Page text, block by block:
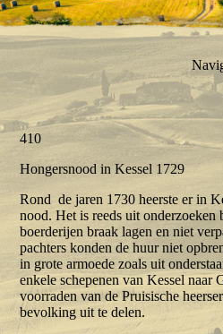
410
Hongersnood in Kessel 1729
Rond de jaren 1730 heerste er in
nood. Het is reeds uit onderzoeken
boerderijen braak lagen en niet
pachters konden de huur niet
in grote armoede zoals uit
enkele schepenen van Kessel naar
voorraden van de Pruisische
bevolking uit te delen.